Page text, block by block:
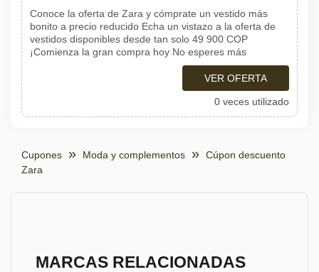
Conoce la oferta de Zara y cómprate un vestido más
bonito a precio reducido Echa un vistazo a la oferta de
vestidos disponibles desde tan solo 49 900 COP
¡Comienza la gran compra hoy No esperes más
VER OFERTA
0 veces utilizado
Cupones Moda y complementos
Cúpon descuento
Zara
MARCAS RELACIONADAS